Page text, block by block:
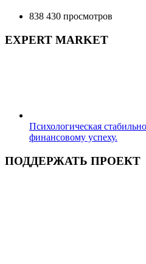
838 430 просмотров
EXPERT MARKET
Психологическая
финансовому успеху.
ПОДДЕРЖАТЬ ПРОЕКТ